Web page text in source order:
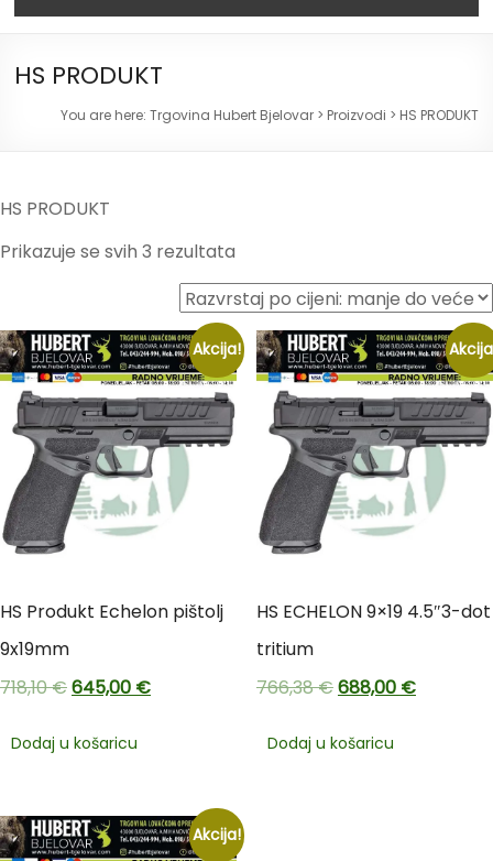
HS PRODUKT
You are here: Trgovina Hubert Bjelovar> Proizvodi > HS PRODUKT
HS PRODUKT
Prikazuje se svih 3 rezultata
Akcija!
HS Produkt Echelon pištolj
9x19mm
718,10€645,00 €
Dodaj u košaricu
HS ECHELON 9×19 4.5″3-dot
tritium
766,38€688,00 €
Dodaj u košaricu
Akcija!